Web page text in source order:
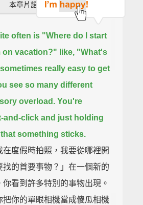
本章片語 (1)
often is "Where do I start
vacation?" like, "What's
sometimes really easy to get
see so many different
overload. You're
and-click and just holding
something sticks.
度假時拍照，我要從哪裡開
的首要事物？」在一個新的
看到許多特別的事物出現。
你的單眼相機當成傻瓜相機